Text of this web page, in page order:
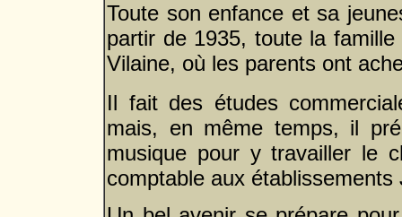
Toute son enfance et sa
partir de 1935, toute la
Vilaine, où les parents ont
Il fait des études
mais, en même temps, il
musique pour y travailler le
comptable aux établissements